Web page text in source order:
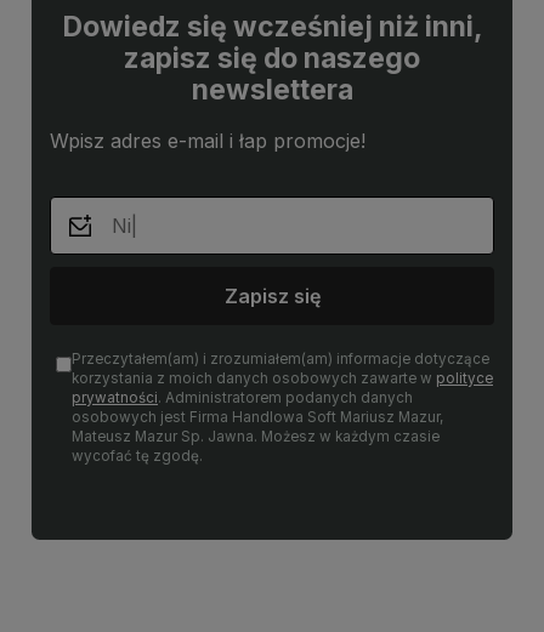
Dowiedz się wcześniej niż inni,
zapisz się do naszego
newslettera
Wpisz adres e-mail i łap promocje!
Zapisz się
Przeczytałem(am) i zrozumiałem(am) informacje dotyczące
korzystania z moich danych osobowych zawarte w polityce
prywatności. Administratorem podanych danych
osobowych jest Firma Handlowa Soft Mariusz Mazur,
Mateusz Mazur Sp. Jawna. Możesz w każdym czasie
wycofać tę zgodę.